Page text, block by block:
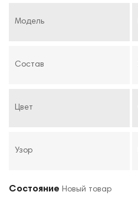
Модель
Состав
Цвет
Узор
Состояние Новый товар